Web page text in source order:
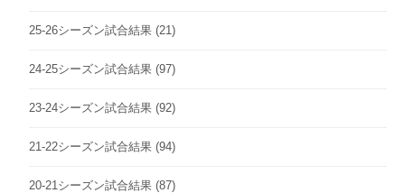
25-26シーズン試合結果 (21)
24-25シーズン試合結果 (97)
23-24シーズン試合結果 (92)
21-22シーズン試合結果 (94)
20-21シーズン試合結果 (87)